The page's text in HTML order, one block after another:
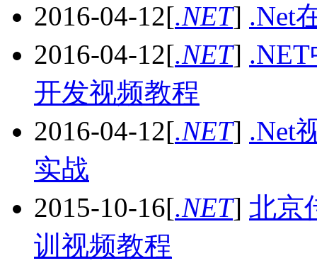
2016-04-12[.NET] .Net
2016-04-12[.NET]
开发视频教程
2016-04-12[.NET] .Net
实战
2015-10-16[.NET] 北京
训视频教程